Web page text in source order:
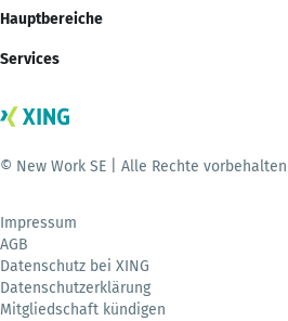
Hauptbereiche
Services
© New Work SE | Alle Rechte vorbehalten
Impressum
AGB
Datenschutz bei XING
Datenschutzerklärung
Mitgliedschaft kündigen